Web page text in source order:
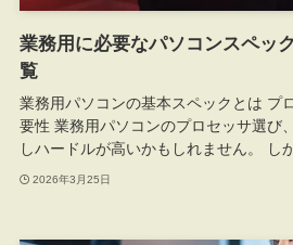
業務用に必要なパソコンスペッ
覧
業務用パソコンの基本スペックとは プ
要性 業務用パソコンのプロセッサ選び
しハードルが高いかもしれません。 し
2026年3月25日